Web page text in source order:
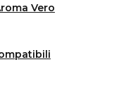
Vero